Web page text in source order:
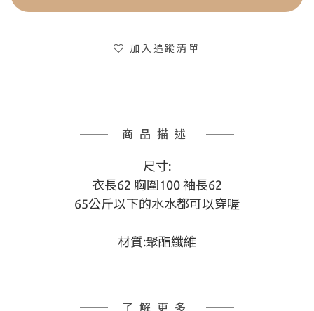
加入追蹤清單
商品描述
尺寸:
衣長62 胸圍100 袖長62
65公斤以下的水水都可以穿喔
材質:聚酯纖維
了解更多